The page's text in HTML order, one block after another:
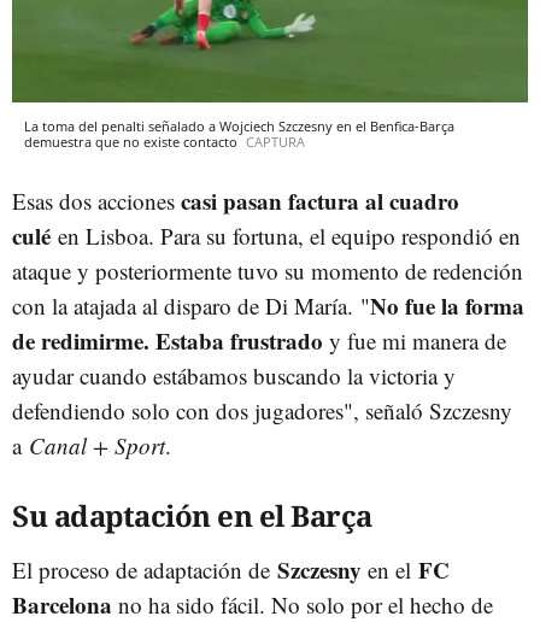
La toma del penalti señalado a Wojciech Szczesny en el Benfica-Barça
demuestra que no existe contacto CAPTURA
Esas dos acciones casi pasan factura al cuadro
culé en Lisboa. Para su fortuna, el equipo respondió en
ataque y posteriormente tuvo su momento de redención
con la atajada al disparo de Di María. "No fue la forma
de redimirme. Estaba frustrado y fue mi manera de
ayudar cuando estábamos buscando la victoria y
defendiendo solo con dos jugadores", señaló Szczesny
a Canal + Sport.
Su adaptación en el Barça
El proceso de adaptación de Szczesny en el FC
Barcelona no ha sido fácil. No solo por el hecho de